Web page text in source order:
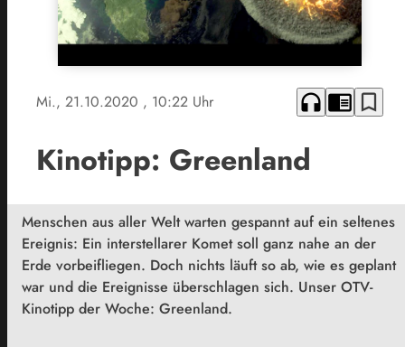
Mi., 21.10.2020 , 10:22 Uhr headphones chrome_reader_mode bookmark_border
Kinotipp: Greenland
Menschen aus aller Welt warten gespannt auf ein seltenes
Ereignis: Ein interstellarer Komet soll ganz nahe an der
Erde vorbeifliegen. Doch nichts läuft so ab, wie es geplant
war und die Ereignisse überschlagen sich. Unser OTV-
Kinotipp der Woche: Greenland.